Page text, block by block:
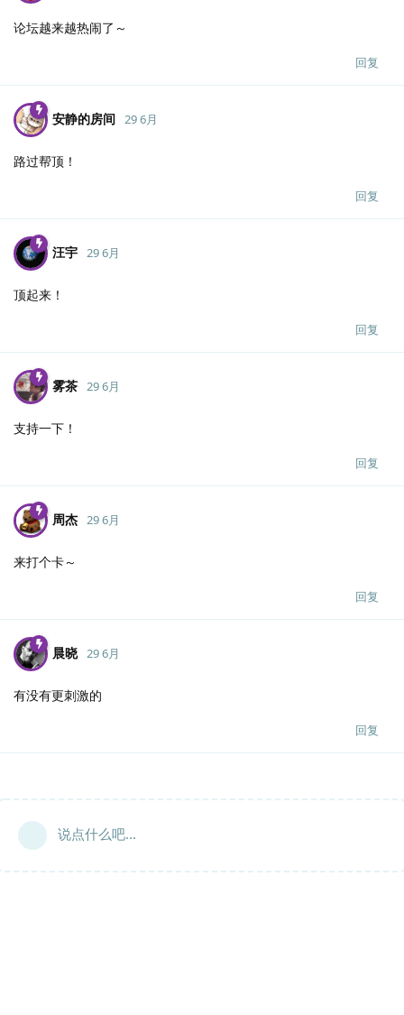
论坛越来越热闹了～
回复
安静的房间 29 6月
路过帮顶！
回复
汪宇 29 6月
顶起来！
回复
雾茶 29 6月
支持一下！
回复
周杰 29 6月
来打个卡～
回复
晨晓 29 6月
有没有更刺激的
回复
说点什么吧...